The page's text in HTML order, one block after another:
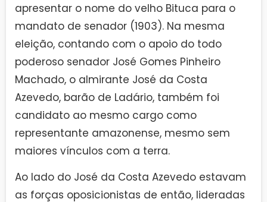
apresentar o nome do velho Bituca para o
mandato de senador (1903). Na mesma
eleição, contando com o apoio do todo
poderoso senador José Gomes Pinheiro
Machado, o almirante José da Costa
Azevedo, barão de Ladário, também foi
candidato ao mesmo cargo como
representante amazonense, mesmo sem
maiores vínculos com a terra.
Ao lado do José da Costa Azevedo estavam
as forças oposicionistas de então, lideradas